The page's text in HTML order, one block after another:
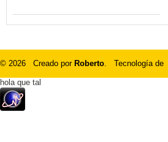
© 2026 Creado por Roberto. Tecnología de
hola que tal